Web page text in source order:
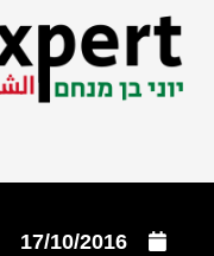
17/10/2016